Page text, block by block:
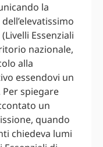
la
Essenziali
nazionale,
alla
essendovi un
spiegare
un
quando
chiedeva lumi